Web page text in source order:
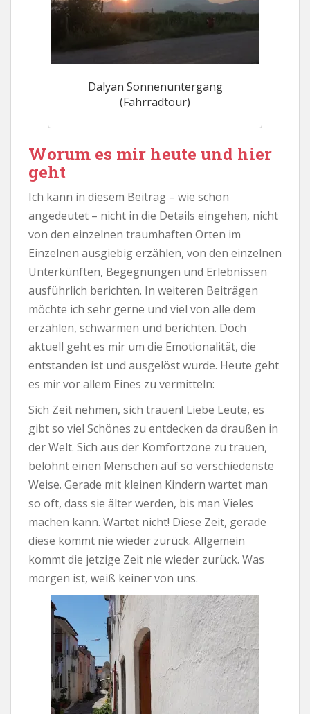
Dalyan Sonnenuntergang
(Fahrradtour)
Worum es mir heute und hier
geht
Ich kann in diesem Beitrag – wie schon
angedeutet – nicht in die Details eingehen, nicht
von den einzelnen traumhaften Orten im
Einzelnen ausgiebig erzählen, von den einzelnen
Unterkünften, Begegnungen und Erlebnissen
ausführlich berichten. In weiteren Beiträgen
möchte ich sehr gerne und viel von alle dem
erzählen, schwärmen und berichten. Doch
aktuell geht es mir um die Emotionalität, die
entstanden ist und ausgelöst wurde. Heute geht
es mir vor allem Eines zu vermitteln:
Sich Zeit nehmen, sich trauen! Liebe Leute, es
gibt so viel Schönes zu entdecken da draußen in
der Welt. Sich aus der Komfortzone zu trauen,
belohnt einen Menschen auf so verschiedenste
Weise. Gerade mit kleinen Kindern wartet man
so oft, dass sie älter werden, bis man Vieles
machen kann. Wartet nicht! Diese Zeit, gerade
diese kommt nie wieder zurück. Allgemein
kommt die jetzige Zeit nie wieder zurück. Was
morgen ist, weiß keiner von uns.